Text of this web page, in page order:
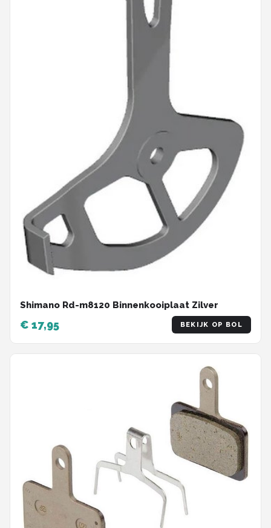
Shimano Rd-m8120 Binnenkooiplaat Zilver
€ 17,95 BEKIJK OP BOL